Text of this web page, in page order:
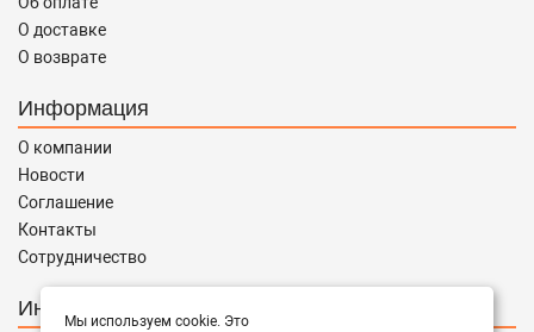
О доставке
О возврате
Информация
О компании
Новости
Соглашение
Контакты
Сотрудничество
Интернет магазин
Мы используем cookie. Это